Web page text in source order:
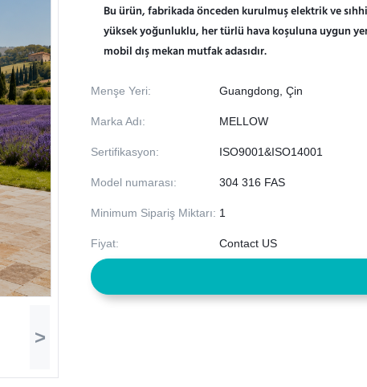
>
Bu ürün, fabrikada önceden kurulmuş elektrik ve
yüksek yoğunluklu, her türlü hava koşuluna uygun
mobil dış mekan mutfak adasıdır.
Menşe Yeri: Guangdong, Çin
Marka Adı: MELLOW
Sertifikasyon: ISO9001&ISO14001
Model numarası: 304 316 FAS
Minimum Sipariş Miktarı: 1
Fiyat: Contact US